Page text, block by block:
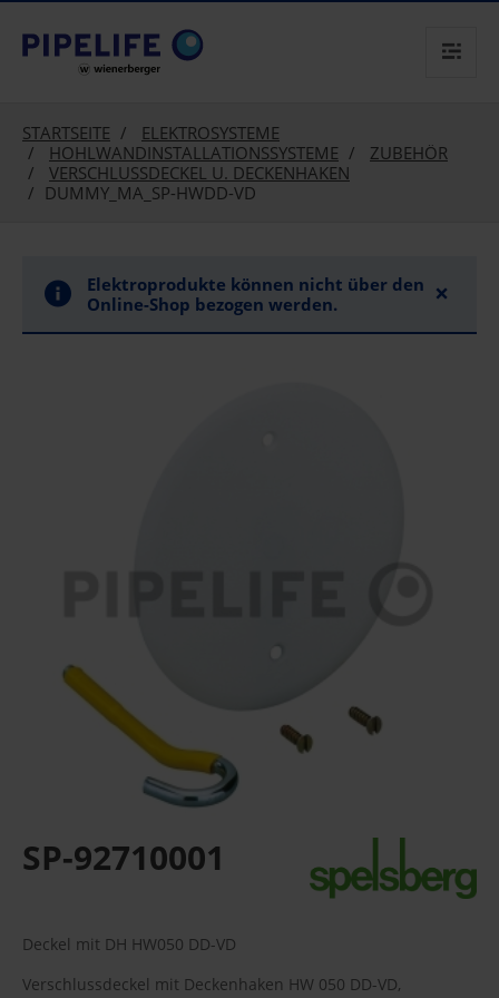
text.skipToContent
text.skipToNavigation
STARTSEITE
ELEKTROSYSTEME
HOHLWANDINSTALLATIONSSYSTEME
ZUBEHÖR
VERSCHLUSSDECKEL U. DECKENHAKEN
DUMMY_MA_SP-HWDD-VD
Elektroprodukte können nicht über den
Online-Shop bezogen werden.
×
SP-92710001
Deckel mit DH HW050 DD-VD
Verschlussdeckel mit Deckenhaken HW 050 DD-VD,